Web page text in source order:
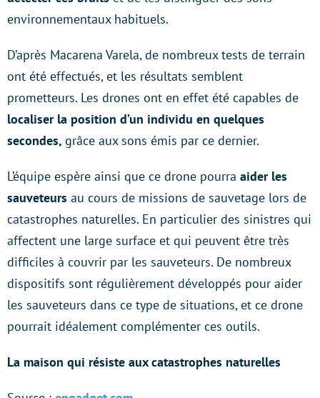
environnementaux habituels.
D’après Macarena Varela, de nombreux tests de terrain
ont été effectués, et les résultats semblent
prometteurs. Les drones ont en effet été capables de
localiser la position d’un individu en quelques
secondes, grâce aux sons émis par ce dernier.
L’équipe espère ainsi que ce drone pourra aider les
sauveteurs au cours de missions de sauvetage lors de
catastrophes naturelles. En particulier des sinistres qui
affectent une large surface et qui peuvent être très
difficiles à couvrir par les sauveteurs. De nombreux
dispositifs sont régulièrement développés pour aider
les sauveteurs dans ce type de situations, et ce drone
pourrait idéalement complémenter ces outils.
La maison qui résiste aux catastrophes naturelles